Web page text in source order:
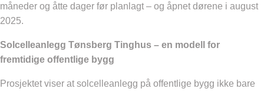
måneder og åtte dager før planlagt – og åpnet dørene i august
2025.
Solcelleanlegg Tønsberg Tinghus – en modell for
fremtidige offentlige bygg
Prosjektet viser at solcelleanlegg på offentlige bygg ikke bare